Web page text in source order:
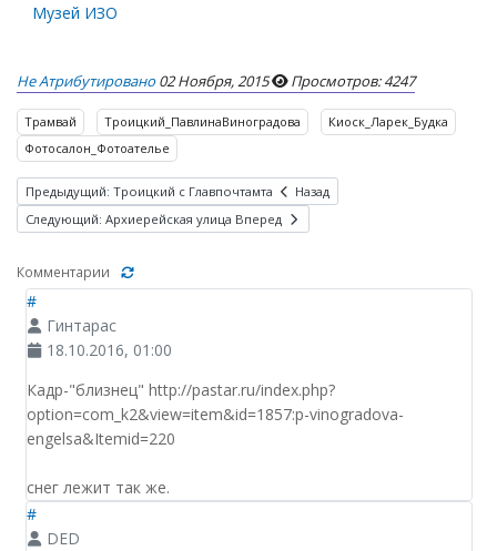
Музей ИЗО
Не Атрибутировано 02 Ноября, 2015 Просмотров: 4247
Трамвай Троицкий_ПавлинаВиноградова
Киоск_Ларек_Будка
Фотосалон_Фотоателье
Предыдущий: Троицкий с Главпочтамта
Назад
Следующий: Архиерейская улица Вперед
Комментарии
#
Гинтарас
18.10.2016, 01:00
Кадр-"близнец" http://pastar.ru/index.php?
option=com_k2&view=item&id=1857:p-vinogradova-
engelsa&Itemid=220
снег лежит так же.
#
DED